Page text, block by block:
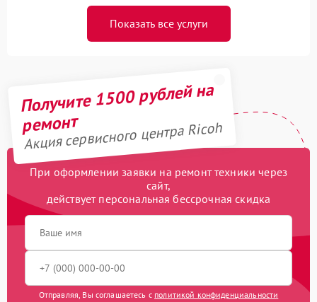
Показать все услуги
Получите 1500 рублей на
ремонт
Акция сервисного центра Ricoh
При оформлении заявки на ремонт техники через
сайт,
действует персональная бессрочная скидка
Отправляя, Вы соглашаетесь с политикой конфиденциальности